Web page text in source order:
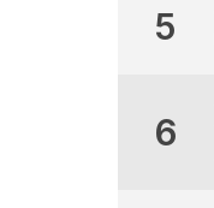
5
6